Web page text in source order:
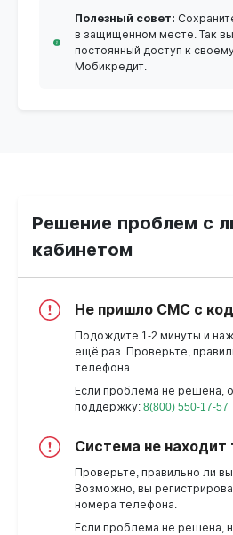
Полезный совет:
в защищенном месте. Так
постоянный доступ к
Мобикредит.
Решение проблем с
кабинетом
Не пришло СМС с
Подождите 1-2 минуты и
ещё раз. Проверьте,
телефона.
Если проблема не решена,
поддержку: 8(800) 550-17-57
Система не находит
Проверьте, правильно ли
Возможно, вы
номера телефона.
Если проблема не решена,